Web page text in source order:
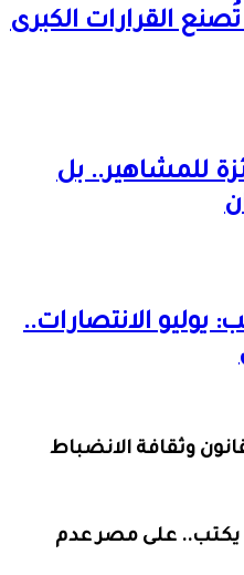
القرارات الكبرى
للمشاهير.. بل
يوليو الانتصارات..
وثقافة الانضباط
يكتب.. على مصر عدم